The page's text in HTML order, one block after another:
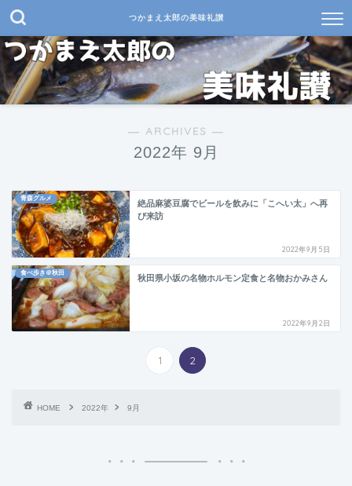
つかまえ太郎の美味礼讃
― ARCHIVES ―
2022年 9月
青森グルメ
絶品麻婆豆腐でビールを飲みに「こへい太」へ再
び来訪
2022年9月5日
食べ歩き＠秋田
秋田県小坂の名物ホルモン定食と名物おかみさん
2022年9月2日
1 2
HOME 2022年 9月